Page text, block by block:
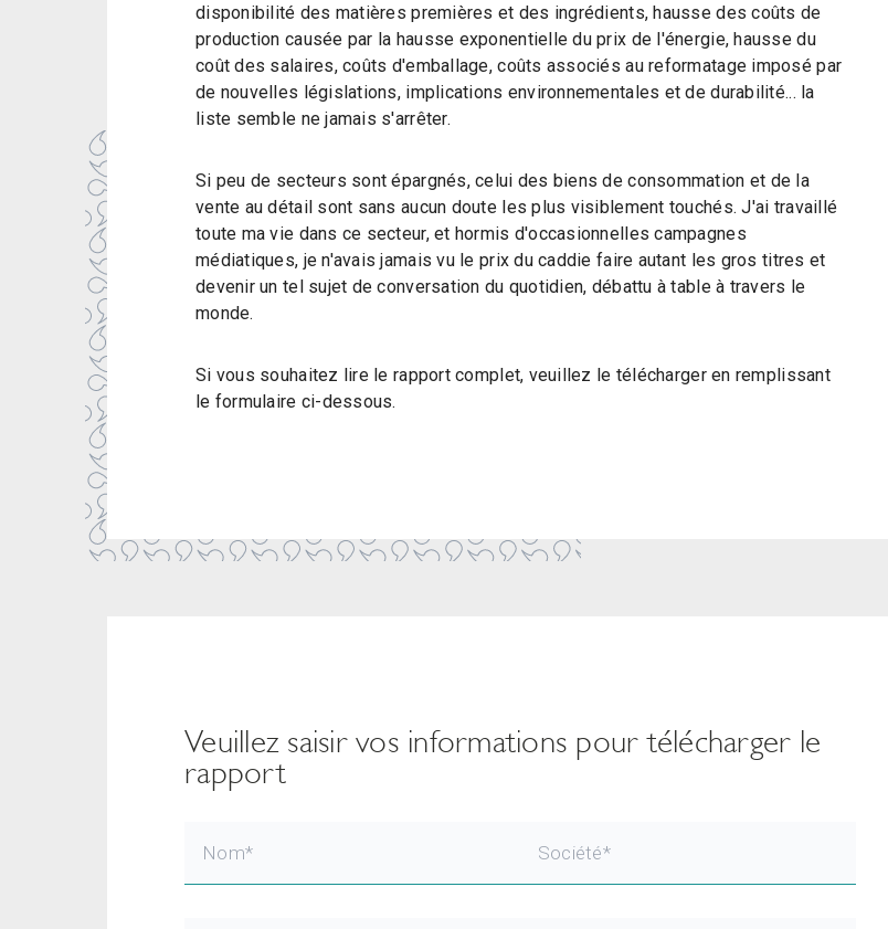
disponibilité des matières premières et des ingrédients, hausse des coûts de
production causée par la hausse exponentielle du prix de l'énergie, hausse du
coût des salaires, coûts d'emballage, coûts associés au reformatage imposé par
de nouvelles législations, implications environnementales et de durabilité... la
liste semble ne jamais s'arrêter.
Si peu de secteurs sont épargnés, celui des biens de consommation et de la
vente au détail sont sans aucun doute les plus visiblement touchés. J'ai travaillé
toute ma vie dans ce secteur, et hormis d'occasionnelles campagnes
médiatiques, je n'avais jamais vu le prix du caddie faire autant les gros titres et
devenir un tel sujet de conversation du quotidien, débattu à table à travers le
monde.
Si vous souhaitez lire le rapport complet, veuillez le télécharger en remplissant
le formulaire ci-dessous.
Veuillez saisir vos informations pour télécharger le
rapport